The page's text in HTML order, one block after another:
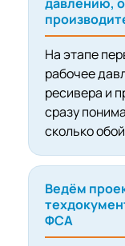
На этапе
рабочее
ресивера и
сразу
сколько
Ведём
ФСА